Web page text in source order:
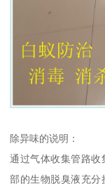
除异味的说明：
通过气体收集管路收
部的生物脱臭液充分